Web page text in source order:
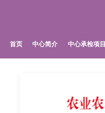
首页 中心简介 中心承检项目